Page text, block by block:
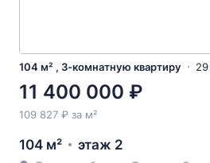
104 м² , 3-комнатную квартиру
11 400 000 ₽
109 827 ₽ за м²
104 м² этаж 2